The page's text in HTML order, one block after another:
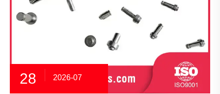
28 2026-07